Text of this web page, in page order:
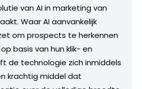
van AI in marketing van
Waar AI aanvankelijk
om prospects te herkennen
basis van hun klik- en
de technologie zich inmiddels
krachtig middel dat